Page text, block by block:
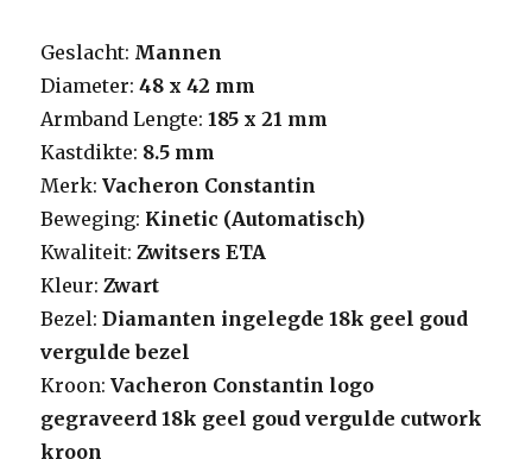
Geslacht: Mannen
Diameter:48 x 42 mm
Armband Lengte:185 x 21 mm
Kastdikte: 8.5 mm
Merk:Vacheron Constantin
Beweging: Kinetic (Automatisch)
Kwaliteit:Zwitsers ETA
Kleur:Zwart
Bezel:Diamanten ingelegde 18k geel goud
vergulde bezel
Kroon:Vacheron Constantin logo
gegraveerd 18k geel goud vergulde cutwork
kroon